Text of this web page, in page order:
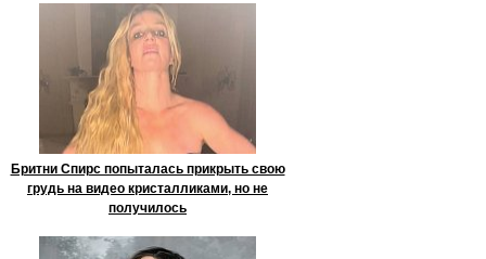
Бритни Спирс попыталась прикрыть свою
грудь на видео кристалликами, но не
получилось